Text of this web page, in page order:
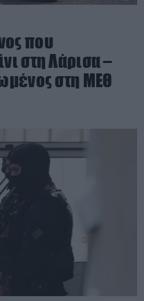
που
στη Λάρισα –
στη ΜΕΘ